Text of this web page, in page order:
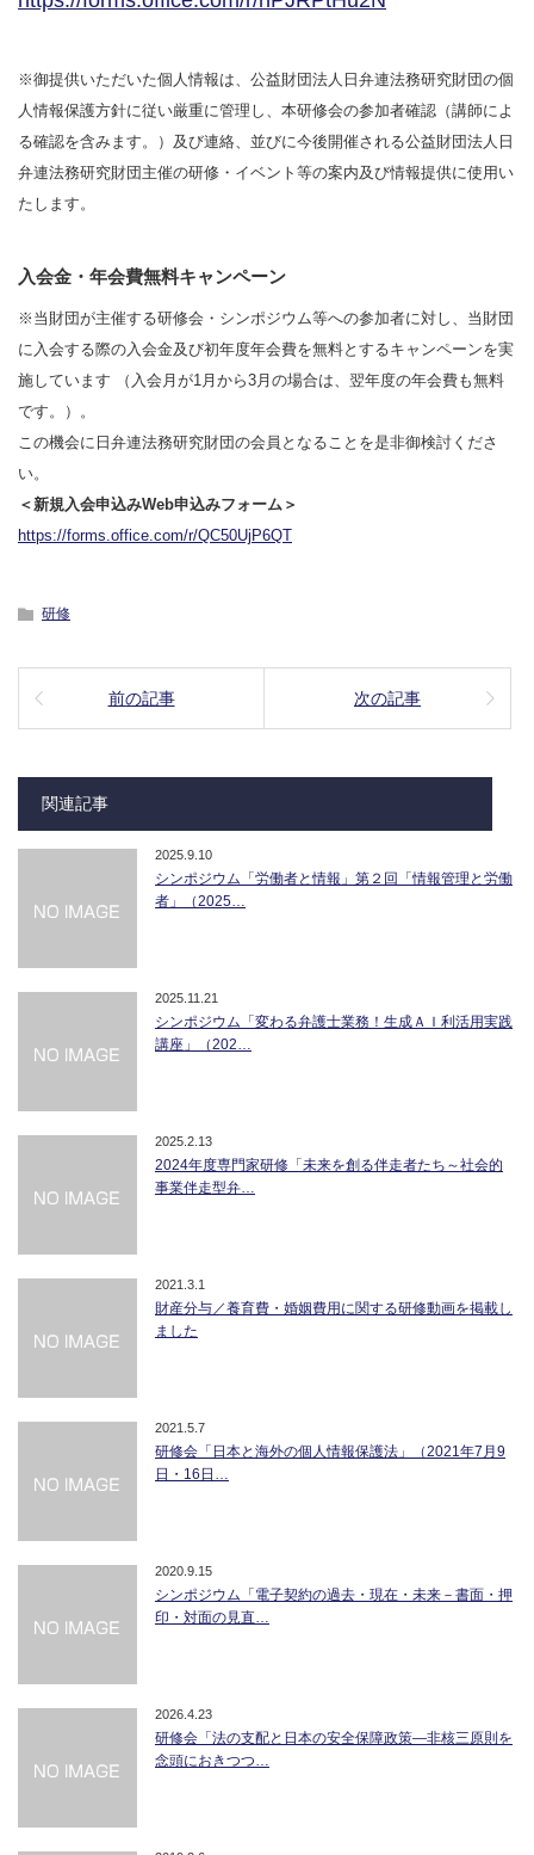
※御提供いただいた個人情報は、公益財団法人日弁連法務研究財団の個
人情報保護方針に従い厳重に管理し、本研修会の参加者確認（講師によ
る確認を含みます。）及び連絡、並びに今後開催される公益財団法人日
弁連法務研究財団主催の研修・イベント等の案内及び情報提供に使用い
たします。
入会金・年会費無料キャンペーン
※当財団が主催する研修会・シンポジウム等への参加者に対し、当財団
に入会する際の入会金及び初年度年会費を無料とするキャンペーンを実
施しています （入会月が1月から3月の場合は、翌年度の年会費も無料
です。）。
この機会に日弁連法務研究財団の会員となることを是非御検討くださ
い。
＜新規入会申込みWeb申込みフォーム＞
https://forms.office.com/r/QC50UjP6QT
研修
前の記事 次の記事
関連記事
2025.9.10
シンポジウム「労働者と情報」第２回「情報管理と労働
者」（2025…
2025.11.21
シンポジウム「変わる弁護士業務！生成ＡＩ利活用実践
講座」（202…
2025.2.13
2024年度専門家研修「未来を創る伴走者たち～社会的
事業伴走型弁…
2021.3.1
財産分与／養育費・婚姻費用に関する研修動画を掲載し
ました
2021.5.7
研修会「日本と海外の個人情報保護法」（2021年7月9
日・16日…
2020.9.15
シンポジウム「電子契約の過去・現在・未来－書面・押
印・対面の見直…
2026.4.23
研修会「法の支配と日本の安全保障政策―非核三原則を
念頭におきつつ…